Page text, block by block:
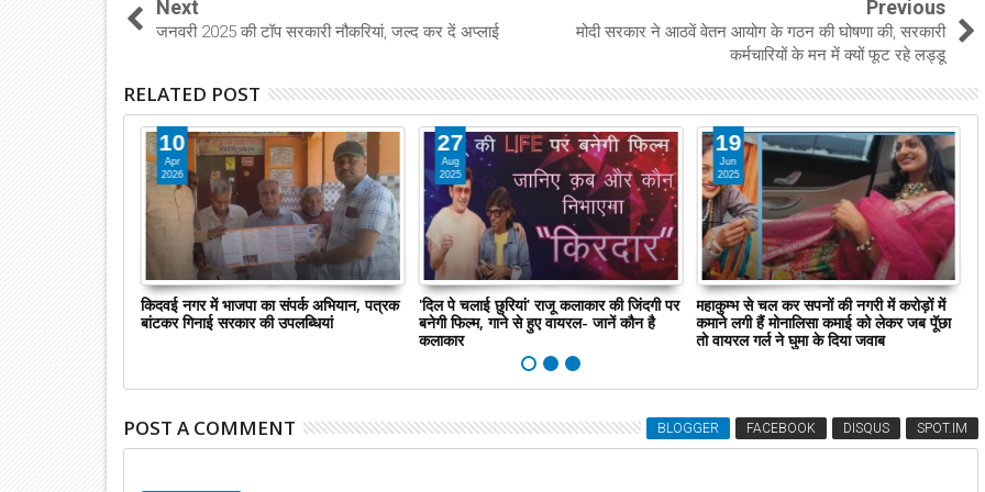
Next
जनवरी 2025 की टॉप सरकारी नौकरियां, जल्द कर दें अप्लाई
Previous
मोदी सरकार ने आठवें वेतन आयोग के गठन की घोषणा की, सरकारी
कर्मचारियों के मन में क्यों फूट रहे लड्डू
RELATED POST
10
Apr
2026
किदवई नगर में भाजपा का संपर्क अभियान, पत्रक
बांटकर गिनाई सरकार की उपलब्धियां
27
Aug
2025
'दिल पे चलाई छुरियां' राजू कलाकार की जिंदगी पर
बनेगी फिल्म, गाने से हुए वायरल- जानें कौन है
कलाकार
19
Jun
2025
महाकुम्भ से चल कर सपनों की नगरी में करोड़ों में
कमाने लगी हैं मोनालिसा कमाई को लेकर जब पूॅछा
तो वायरल गर्ल ने घुमा के दिया जवाब
POST A COMMENT BLOGGER FACEBOOK DISQUS SPOT.IM